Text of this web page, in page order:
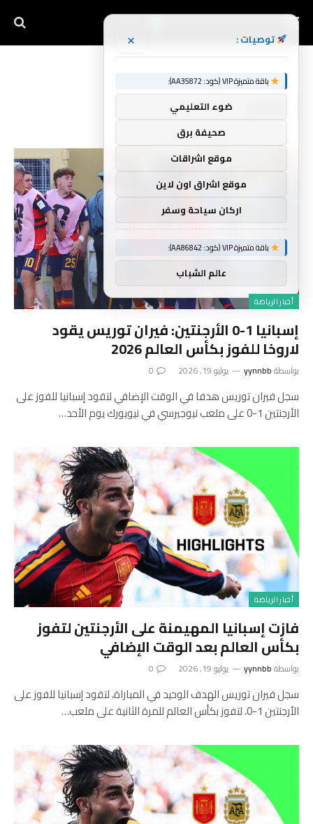
أخبار الرياضة
إسبانيا 1-0 الأرجنتين: فيران توريس يقود
لاروخا للفوز بكأس العالم 2026
بواسطةyynnbb يوليو 19, 2026 0
سجل فيران توريس هدفا في الوقت الإضافي لتقود إسبانيا للفوز على
الأرجنتين 1-0 على ملعب نيوجيرسي في نيويورك يوم الأحد…
أخبار الرياضة
فازت إسبانيا المهيمنة على الأرجنتين لتفوز
بكأس العالم بعد الوقت الإضافي
بواسطةyynnbb يوليو 19, 2026 0
سجل فيران توريس الهدف الوحيد في المباراة، لتقود إسبانيا للفوز على
الأرجنتين 1-0، لتفوز بكأس العالم للمرة الثانية على ملعب…
توصيات : ×
باقة متميزة VIP (كود: AA35872):
ضوء التعليمي
صحيفة برق
موقع اشراقات
موقع اشراق اون لاين
اركان سياحة وسفر
باقة متميزة VIP (كود: AA86842):
عالم الشباب